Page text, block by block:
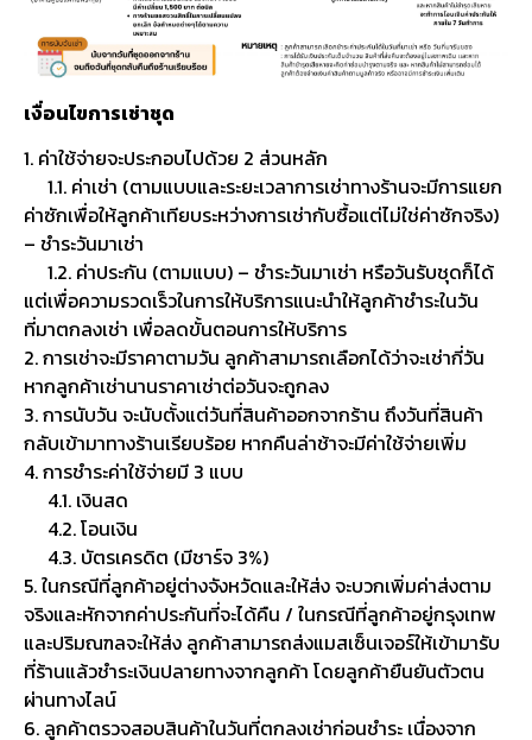
เงื่อนไขการเช่าชุด
1. ค่าใช้จ่ายจะประกอบไปด้วย 2 ส่วนหลัก
1.1. ค่าเช่า (ตามแบบและระยะเวลาการเช่าทางร้านจะมีการแยก
ค่าซักเพื่อให้ลูกค้าเทียบระหว่างการเช่ากับซื้อแต่ไม่ใช่ค่าซักจริง)
– ชำระวันมาเช่า
1.2. ค่าประกัน (ตามแบบ) – ชำระวันมาเช่า หรือวันรับชุดก็ได้
แต่เพื่อความรวดเร็วในการให้บริการแนะนำให้ลูกค้าชำระในวัน
ที่มาตกลงเช่า เพื่อลดขั้นตอนการให้บริการ
2. การเช่าจะมีราคาตามวัน ลูกค้าสามารถเลือกได้ว่าจะเช่ากี่วัน
หากลูกค้าเช่านานราคาเช่าต่อวันจะถูกลง
3. การนับวัน จะนับตั้งแต่วันที่สินค้าออกจากร้าน ถึงวันที่สินค้า
กลับเข้ามาทางร้านเรียบร้อย หากคืนล่าช้าจะมีค่าใช้จ่ายเพิ่ม
4. การชำระค่าใช้จ่ายมี 3 แบบ
4.1. เงินสด
4.2. โอนเงิน
4.3. บัตรเครดิต (มีชาร์จ 3%)
5. ในกรณีที่ลูกค้าอยู่ต่างจังหวัดและให้ส่ง จะบวกเพิ่มค่าส่งตาม
จริงและหักจากค่าประกันที่จะได้คืน / ในกรณีที่ลูกค้าอยู่กรุงเทพ
และปริมณฑลจะให้ส่ง ลูกค้าสามารถส่งแมสเซ็นเจอร์ให้เข้ามารับ
ที่ร้านแล้วชำระเงินปลายทางจากลูกค้า โดยลูกค้ายืนยันตัวตน
ผ่านทางไลน์
6. ลูกค้าตรวจสอบสินค้าในวันที่ตกลงเช่าก่อนชำระ เนื่องจาก